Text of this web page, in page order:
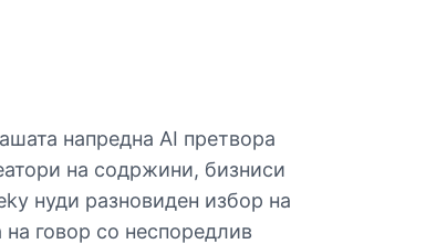
напредна AI претвора
на содржини, бизниси
нуди разновиден избор на
на говор со неспоредлив